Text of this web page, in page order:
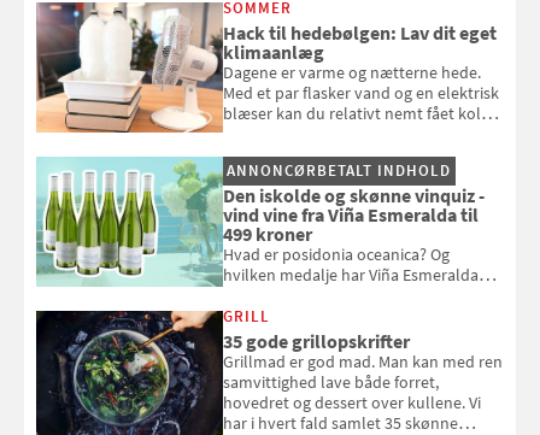
badebassinet eller et badedyr ud
SOMMER
Hack til hedebølgen: Lav dit eget
klimaanlæg
Dagene er varme og nætterne hede.
Med et par flasker vand og en elektrisk
blæser kan du relativt nemt fået koldt
og se, hvordan du gør
ANNONCØRBETALT INDHOLD
Den iskolde og skønne vinquiz -
vind vine fra Viña Esmeralda til
499 kroner
Hvad er posidonia oceanica? Og
hvilken medalje har Viña Esmeralda
med i Samvirkes skønne vinquiz, hvor
du kan vinde 6 flasker vin fra Viña
Esmeralda. Konkurrencen slutter 1.
september 2026.
GRILL
35 gode grillopskrifter
Grillmad er god mad. Man kan med ren
samvittighed lave både forret,
hovedret og dessert over kullene. Vi
har i hvert fald samlet 35 skønne